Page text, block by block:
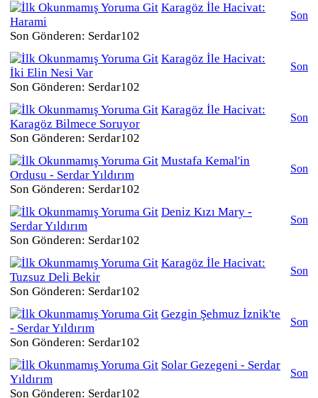
Karagöz İle Hacivat:
Harami
Son Gönderen: Serdar102
Son
Karagöz İle Hacivat:
İki Elin Nesi Var
Son Gönderen: Serdar102
Son
Karagöz İle Hacivat:
Karagöz Bilmece Soruyor
Son Gönderen: Serdar102
Son
Mustafa Kemal'in
Ordusu - Serdar Yıldırım
Son Gönderen: Serdar102
Son
Deniz Kızı Mary -
Serdar Yıldırım
Son Gönderen: Serdar102
Son
Karagöz İle Hacivat:
Tuzsuz Deli Bekir
Son Gönderen: Serdar102
Son
Gezgin Şehmuz İznik'te
- Serdar Yıldırım
Son Gönderen: Serdar102
Son
Solar Gezegeni - Serdar
Yıldırım
Son Gönderen: Serdar102
Son